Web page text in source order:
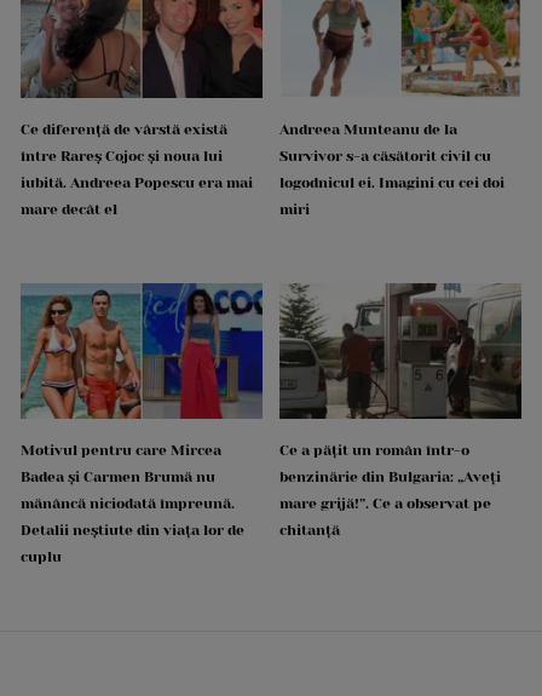
Ce diferență de vârstă există
între Rareș Cojoc și noua lui
iubită. Andreea Popescu era mai
mare decât el
Andreea Munteanu de la
Survivor s-a căsătorit civil cu
logodnicul ei. Imagini cu cei doi
miri
Motivul pentru care Mircea
Badea și Carmen Brumă nu
mănâncă niciodată împreună.
Detalii neștiute din viața lor de
cuplu
Ce a pățit un român într-o
benzinărie din Bulgaria: „Aveți
mare grijă!”. Ce a observat pe
chitanță